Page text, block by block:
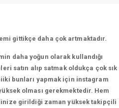
gittikçe daha çok artmaktadır.
daha yoğun olarak kullandığı
satın alıp satmak oldukça çok sık
bunları yapmak için instagram
olması gerekmektedir. Hem
girildiği zaman yüksek takipçili